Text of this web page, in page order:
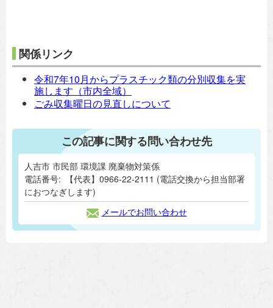
関係リンク
令和7年10月からプラスチック類の分別収集を実
施します（市内全域）
ごみ収集曜日の見直しについて
この記事に関する問い合わせ先
人吉市 市民部 環境課 廃棄物対策係
電話番号:
【代表】0966-22-2111 (電話交換から担当部署
におつなぎします)
メールでお問い合わせ